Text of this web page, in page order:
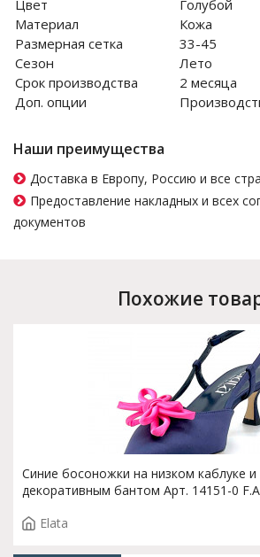
Цвет
Голубой
Материал
Кожа
Размерная сетка
33-45
Сезон
Лето
Срок производства
2 месяца
Доп. опции
Наши преимущества
Доставка в Европу, Россию и все
Предоставление накладных и всех
документов
Похожие
Синие босоножки на низком каблуке и
декоративным бантом Арт. 14151-0
Elata